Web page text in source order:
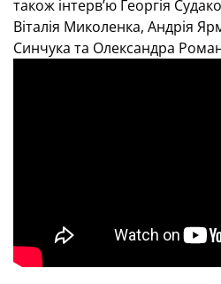
також інтерв’ю Георгія
Віталія Миколенка, Андрія
Синчука та Олександра